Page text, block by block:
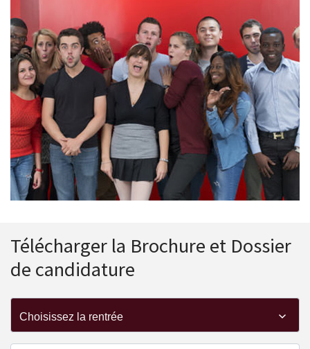
Télécharger la Brochure et Dossier
de candidature